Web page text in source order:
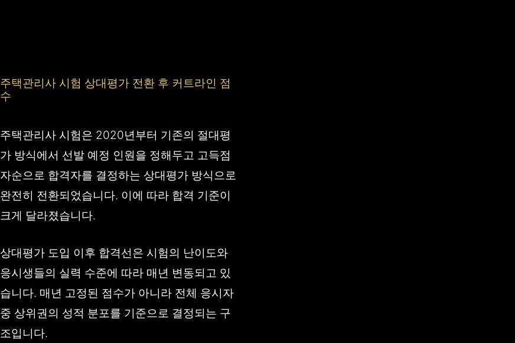
주택관리사 시험 상대평가 전환 후 커트라인 점
수
주택관리사 시험은 2020년부터 기존의 절대평
가 방식에서 선발 예정 인원을 정해두고 고득점
자순으로 합격자를 결정하는 상대평가 방식으로
완전히 전환되었습니다. 이에 따라 합격 기준이
크게 달라졌습니다.
상대평가 도입 이후 합격선은 시험의 난이도와
응시생들의 실력 수준에 따라 매년 변동되고 있
습니다. 매년 고정된 점수가 아니라 전체 응시자
중 상위권의 성적 분포를 기준으로 결정되는 구
조입니다.